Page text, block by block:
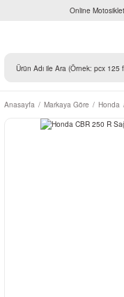
Online
Anasayfa Markaya Göre Honda